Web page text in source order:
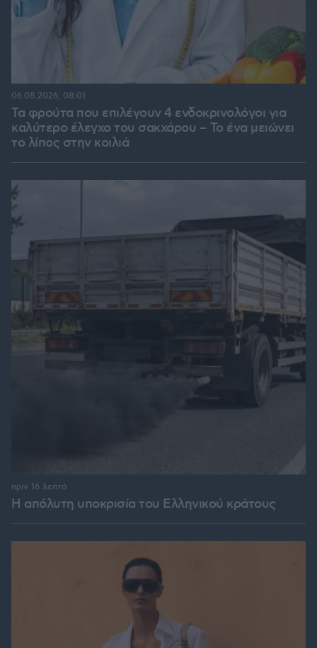
Τα φρούτα που επιλέγουν 4 ενδοκρινολόγοι για
καλύτερο έλεγχο του σακχάρου – Το ένα μειώνει
το λίπος στην κοιλιά
06.08.2026, 08:01
Η απόλυτη υποκρισία του Ελληνικού κράτους
πριν 16 λεπτά